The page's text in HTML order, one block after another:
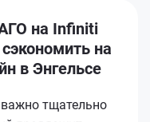
на Infiniti
на
в Энгельсе
тщательно